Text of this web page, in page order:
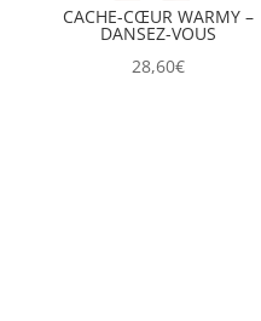
CACHE-CŒUR WARMY –
DANSEZ-VOUS
28,60€